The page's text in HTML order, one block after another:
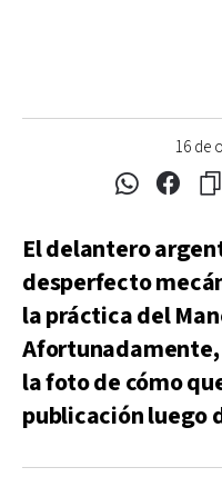
16 de
El delantero
desperfecto
la práctica del
Afortunadamente,
la foto de cómo
publicación luego